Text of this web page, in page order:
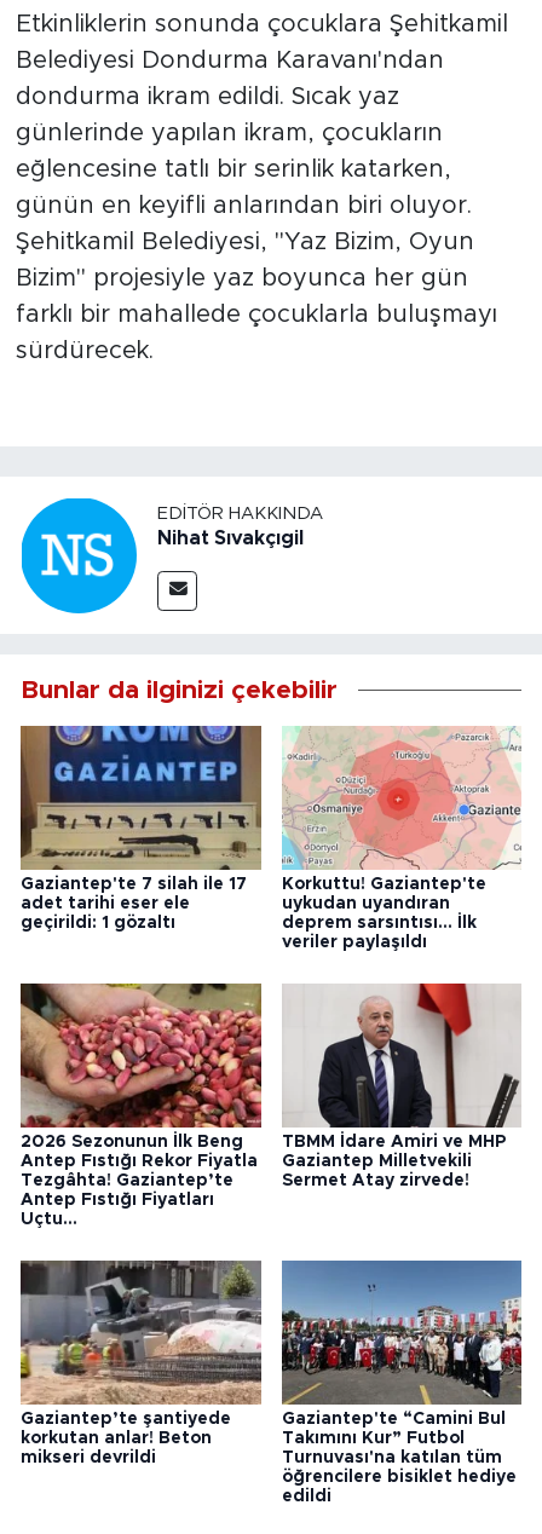
Etkinliklerin sonunda çocuklara Şehitkamil
Belediyesi Dondurma Karavanı'ndan
dondurma ikram edildi. Sıcak yaz
günlerinde yapılan ikram, çocukların
eğlencesine tatlı bir serinlik katarken,
günün en keyifli anlarından biri oluyor.
Şehitkamil Belediyesi, "Yaz Bizim, Oyun
Bizim" projesiyle yaz boyunca her gün
farklı bir mahallede çocuklarla buluşmayı
sürdürecek.
EDITÖR HAKKINDA
Nihat Sıvakçıgil
Bunlar da ilginizi çekebilir
Gaziantep'te 7 silah ile 17
adet tarihi eser ele
geçirildi: 1 gözaltı
Korkuttu! Gaziantep'te
uykudan uyandıran
deprem sarsıntısı... İlk
veriler paylaşıldı
2026 Sezonunun İlk Beng
Antep Fıstığı Rekor Fiyatla
Tezgâhta! Gaziantep’te
Antep Fıstığı Fiyatları
Uçtu...
TBMM İdare Amiri ve MHP
Gaziantep Milletvekili
Sermet Atay zirvede!
Gaziantep’te şantiyede
korkutan anlar! Beton
mikseri devrildi
Gaziantep'te “Camini Bul
Takımını Kur” Futbol
Turnuvası'na katılan tüm
öğrencilere bisiklet hediye
edildi